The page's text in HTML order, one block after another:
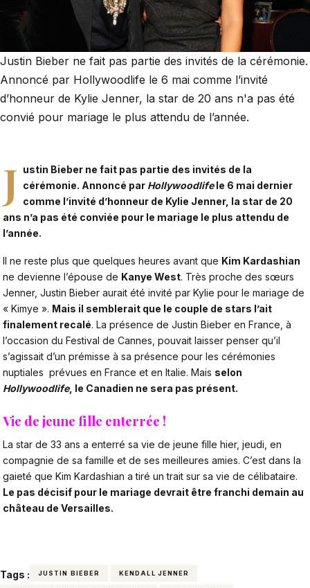
Justin Bieber ne fait pas partie des invités de la cérémonie.
Annoncé par Hollywoodlife le 6 mai comme l’invité
d’honneur de Kylie Jenner, la star de 20 ans n'a pas été
convié pour mariage le plus attendu de l’année.
J ustin Bieber ne fait pas partie des invités de la
cérémonie. Annoncé par Hollywoodlifele 6 mai dernier
comme l’invité d’honneur de Kylie Jenner, la star de 20
ans n’a pas été conviée pour le mariage le plus attendu de
l’année.
Il ne reste plus que quelques heures avant que Kim Kardashian
ne devienne l’épouse de Kanye West. Très proche des sœurs
Jenner, Justin Bieber aurait été invité par Kylie pour le mariage de
« Kimye ». Mais il semblerait que le couple de stars l’ait
finalement recalé. La présence de Justin Bieber en France, à
l’occasion du Festival de Cannes, pouvait laisser penser qu’il
s’agissait d’un prémisse à sa présence pour les cérémonies
nuptiales prévues en France et en Italie. Mais selon
Hollywoodlife, le Canadien ne sera pas présent.
Vie de jeune fille enterrée !
La star de 33 ans a enterré sa vie de jeune fille hier, jeudi, en
compagnie de sa famille et de ses meilleures amies. C’est dans la
gaieté que Kim Kardashian a tiré un trait sur sa vie de célibataire.
Le pas décisif pour le mariage devrait être franchi demain au
château de Versailles.
Tags : JUSTIN BIEBER KENDALL JENNER